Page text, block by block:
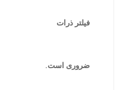
فیلتر ذرات
ضروری است.